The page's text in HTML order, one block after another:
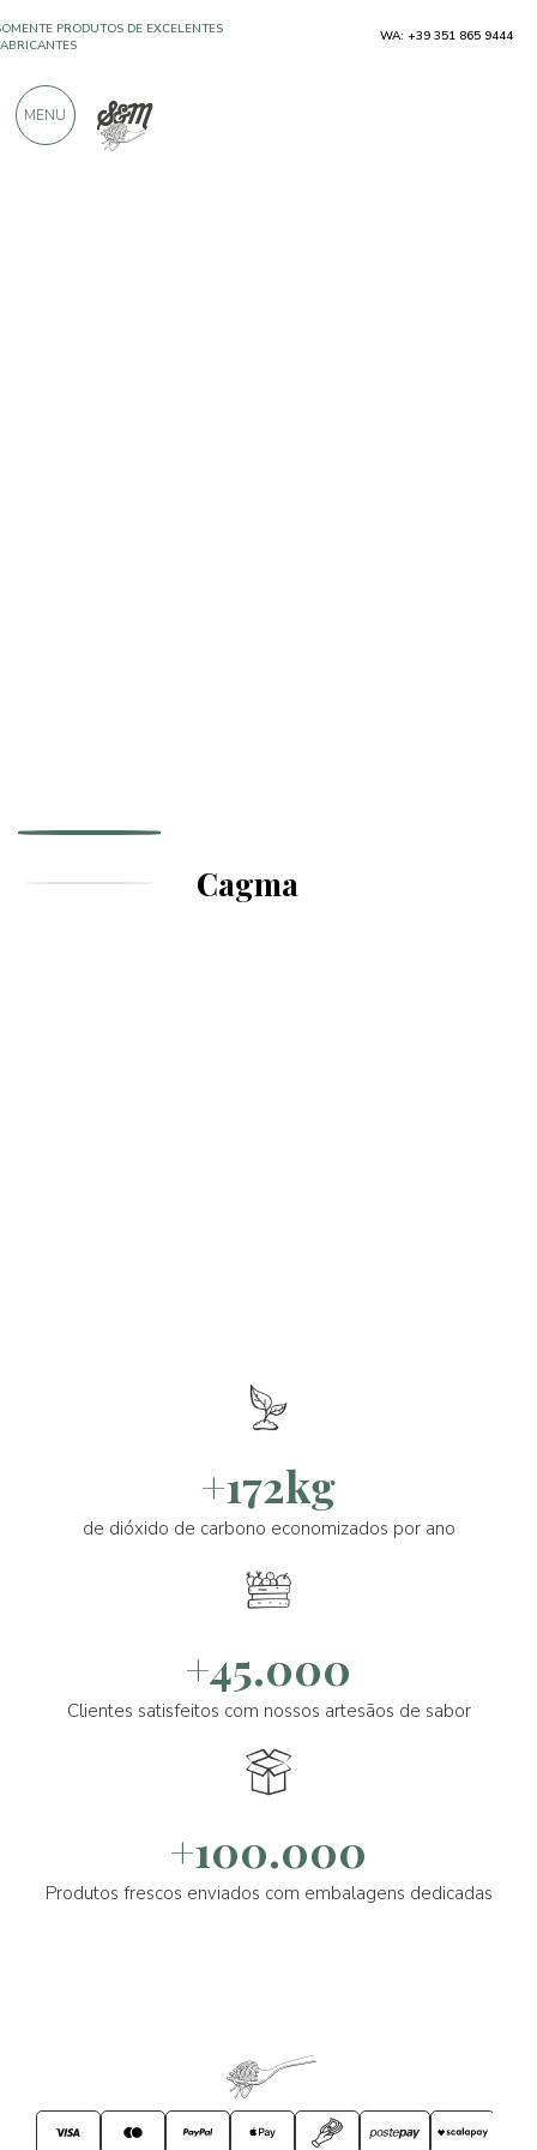
Cagma
+172kg
de dióxido de carbono economizados por ano
+45.000
Clientes satisfeitos com nossos artesãos de sabor
+100.000
Produtos frescos enviados com embalagens dedicadas
DE 900 AVALIAÇÕES POSITIVAS WA: +39 351 865 9444
MENU